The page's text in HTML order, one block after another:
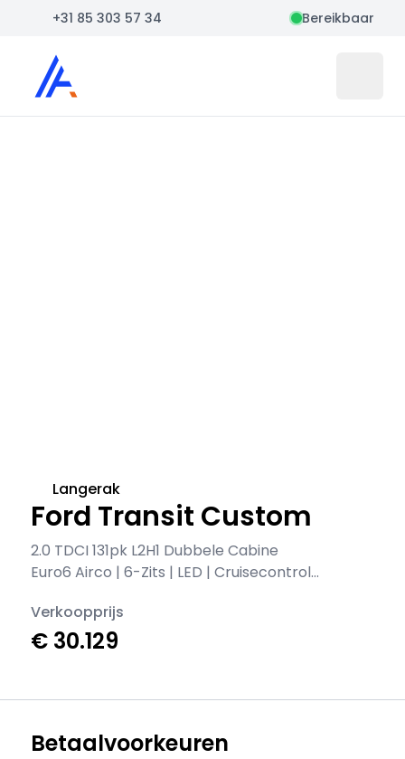
+31 85 303 57 34 Bereikbaar
Auto Atlas
Ford Transit Custom
2.0 TDCI 131pk L2H1 Dubbele Cabine
Euro6 Airco | 6-Zits | LED | Cruisecontrol |
Langerak
Verkoopprijs
€ 30.129
Betaalvoorkeuren